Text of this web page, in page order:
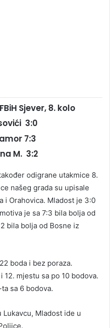
Sjever, 8. kolo
3:0
7:3
M. 3:2
odigrane utakmice 8.
našeg grada su upisale
i Orahovica. Mladost je 3:0
je sa 7:3 bila bolja od
bila bolja od Bosne iz
boda i bez poraza.
12. mjestu sa po 10 bodova.
sa 6 bodova.
Lukavcu, Mladost ide u